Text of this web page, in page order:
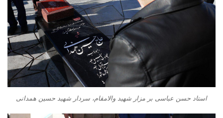
استاد حسن عباسی بر مزار شهید والامقام، سردار شهید حسین همدانی